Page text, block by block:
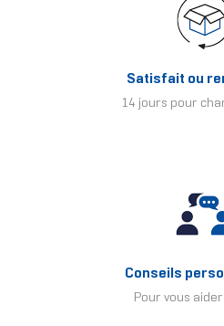
Satisfait ou
14 jours pour
Conseils
Pour vous